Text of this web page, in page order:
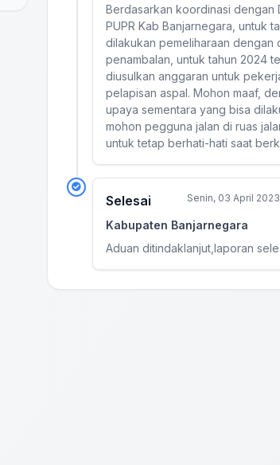
Berdasarkan koordinasi dengan
PUPR Kab Banjarnegara, untuk
dilakukan pemeliharaan dengan
penambalan, untuk tahun 2024
diusulkan anggaran untuk
pelapisan aspal. Mohon maaf,
upaya sementara yang bisa
mohon pegguna jalan di ruas
untuk tetap berhati-hati saat
Selesai Senin, 03 April
Kabupaten Banjarnegara
Aduan ditindaklanjut,laporan